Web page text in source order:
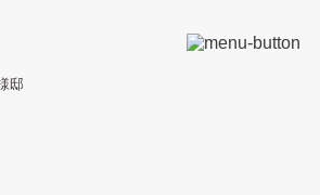
邸